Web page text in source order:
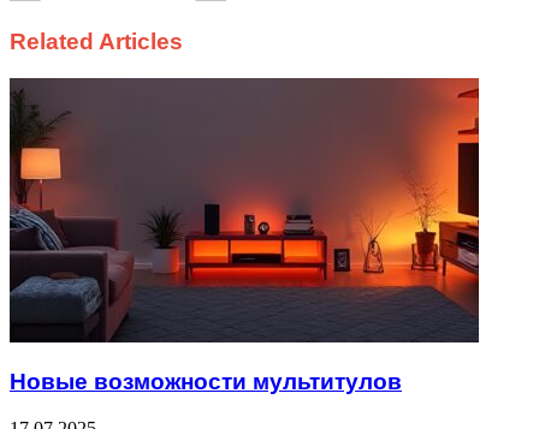
Related Articles
Новые возможности мультитулов